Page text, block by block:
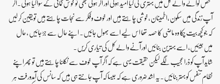
آپ زندگی میں سکون ،اطمینان ،خوشی چاہتے ہیں اور خوف وفکر سے نجات چاہتے ہیں تو یقین کر لیں
کہ جو کچھ بیت چکا وہ ماضی کا حصہ تھا اس لیے اسے بھول جائیں۔ اپنے حال سے جڑ جائیں ، حال
میں جیئیں، اسے بہترین بنائیں اور آنے والے کل کی تیاری کریں۔
شاید آپ کو ذرا عجیب لگے لیکن حقیقت یہی ہے کہ اگر آپ خوف سے نکلنا چاہتے ہیں تو پھر اپنے
نظام تنفس کو بہتر بنائیں۔یہ اشد ضروری ہے کہ جیسا کہ آپ جانتے ہی ہیں کہ سانس کی آمدورفت ہر